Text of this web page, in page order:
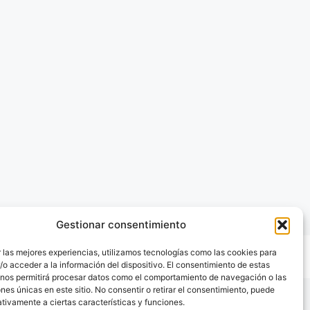
Gestionar consentimiento
las mejores experiencias, utilizamos tecnologías como las cookies para
o acceder a la información del dispositivo. El consentimiento de estas
permitirá procesar datos como el comportamiento de navegación o las
únicas en este sitio. No consentir o retirar el consentimiento, puede
a ciertas características y funciones.